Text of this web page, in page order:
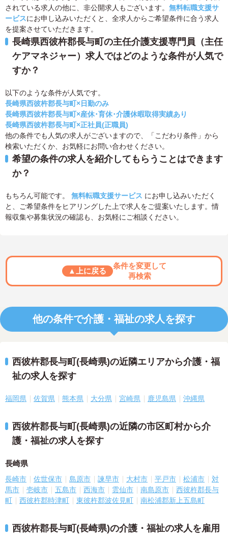
されている求人の他に、非公開求人もございます。 無料転職支援サ
ービスにお申し込みいただくと、全求人からご希望条件に合う求人
を提案させていただきます。
長崎県西彼杵郡長与町の主任介護支援専門員（主任
ケアマネジャー）求人ではどのような条件が人気で
すか？
以下のような条件が人気です。
長崎県西彼杵郡長与町×日勤のみ
長崎県西彼杵郡長与町×産休･育休･介護休暇取得実績あり
長崎県西彼杵郡長与町×正社員(正職員)
他の条件でも人気の求人がございますので、「こだわり条件」から
検索いただくか、お気軽にお問い合わせください。
希望の条件の求人を紹介してもらうことはできます
か？
もちろん可能です。 無料転職支援サービス にお申し込みいただく
と、ご希望条件をヒアリングした上で求人をご提案いたします。情
報収集や募集状況の確認も、お気軽にご相談ください。
▲上に戻る
条件を変更して
再検索
他の条件で介護・福祉の求人を探す
西彼杵郡長与町(長崎県)の近隣エリアから介護・福
祉の求人を探す
福岡県 佐賀県 熊本県 大分県 宮崎県 鹿児島県 沖縄県
西彼杵郡長与町(長崎県)の近隣の市区町村から介
護・福祉の求人を探す
長崎県
長崎市 佐世保市 島原市 諫早市 大村市 平戸市 松浦市
対
馬市
壱岐市 五島市 西海市 雲仙市 南島原市
西彼杵郡長与
町
西彼杵郡時津町 東彼杵郡波佐見町 南松浦郡新上五島町
西彼杵郡長与町(長崎県)の介護・福祉の求人を雇用